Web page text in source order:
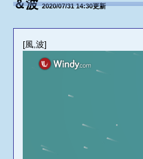
宮之浜
釣り浜
沖二子
＆波2020/07/31 14:30更新
[風,波]